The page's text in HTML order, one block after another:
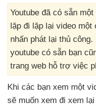
Youtube đã có sẵn
lặp đi lặp lại video một
nhấn phát lại thủ
youtube có sẵn bạn
trang web hỗ trợ việc
Khi các bạn xem một
sẽ muốn xem đi xem